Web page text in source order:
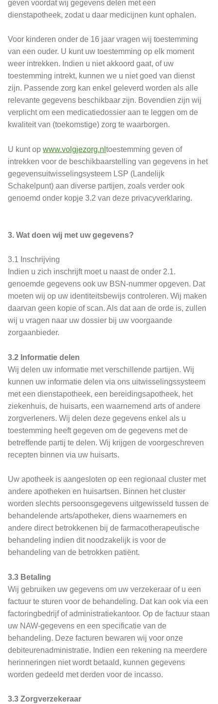
geven voordat wij gegevens delen met een
dienstapotheek, zodat u daar medicijnen kunt ophalen.
Voor kinderen onder de 16 jaar vragen wij toestemming
van een ouder. U kunt uw toestemming op elk moment
weer intrekken. Indien u niet akkoord gaat, of uw
toestemming intrekt, kunnen we u niet goed van dienst
zijn. Passende zorg kan enkel geleverd worden als alle
relevante gegevens beschikbaar zijn. Bovendien zijn wij
verplicht om een medicatiedossier aan te leggen om de
kwaliteit van (toekomstige) zorg te waarborgen.
U kunt op www.volgjezorg.nl toestemming geven of
intrekken voor de beschikbaarstelling van gegevens in het
gegevensuitwisselingsysteem LSP (Landelijk
Schakelpunt) aan diverse partijen, zoals verder ook
genoemd onder kopje 3.2 van deze privacyverklaring.
3. Wat doen wij met uw gegevens?
3.1 Inschrijving
Indien u zich inschrijft moet u naast de onder 2.1.
genoemde gegevens ook uw BSN-nummer opgeven. Dat
moeten wij op uw identiteitsbewijs controleren. Wij maken
daarvan geen kopie of scan. Als dat aan de orde is, zullen
wij u vragen naar uw dossier bij uw voorgaande
zorgaanbieder.
3.2 Informatie delen
Wij delen uw informatie met verschillende partijen. Wij
kunnen uw informatie delen via ons uitwisselingssysteem
met een dienstapotheek, een bereidingsapotheek, het
ziekenhuis, de huisarts, een waarnemend arts of andere
zorgverleners. Wij delen deze gegevens enkel als u
toestemming heeft gegeven om de gegevens met de
betreffende partij te delen. Wij krijgen de voorgeschreven
recepten binnen via uw huisarts.
Uw apotheek is aangesloten op een regionaal cluster met
andere apotheken en huisartsen. Binnen het cluster
worden slechts persoonsgegevens uitgewisseld tussen de
behandelende arts/apotheker, diens waarnemers en
andere direct betrokkenen bij de farmacotherapeutische
behandeling indien dit noodzakelijk is voor de
behandeling van de betrokken patiënt.
3.3 Betaling
Wij gebruiken uw gegevens om uw verzekeraar of u een
factuur te sturen voor de behandeling. Dat kan ook via een
factoringbedrijf of administratiekantoor. Op de factuur staan
uw NAW-gegevens en een specificatie van de
behandeling. Deze facturen bewaren wij voor onze
debiteurenadministratie. Indien een rekening na meerdere
herinneringen niet wordt betaald, kunnen gegevens
worden gedeeld met derden voor de incasso.
3.3 Zorgverzekeraar